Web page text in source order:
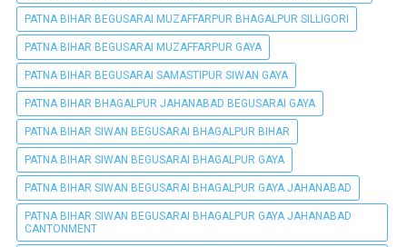
PATNA BIHAR BEGUSARAI MUZAFFARPUR BHAGALPUR SILLIGORI
PATNA BIHAR BEGUSARAI MUZAFFARPUR GAYA
PATNA BIHAR BEGUSARAI SAMASTIPUR SIWAN GAYA
PATNA BIHAR BHAGALPUR JAHANABAD BEGUSARAI GAYA
PATNA BIHAR SIWAN BEGUSARAI BHAGALPUR BIHAR
PATNA BIHAR SIWAN BEGUSARAI BHAGALPUR GAYA
PATNA BIHAR SIWAN BEGUSARAI BHAGALPUR GAYA JAHANABAD
PATNA BIHAR SIWAN BEGUSARAI BHAGALPUR GAYA JAHANABAD
CANTONMENT